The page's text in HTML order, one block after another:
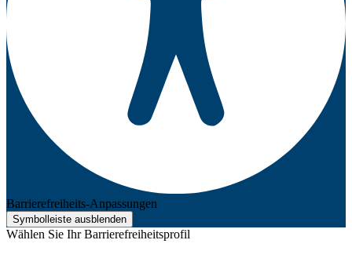
Barrierefreiheits-Anpassungen
Symbolleiste ausblenden
Wählen Sie Ihr Barrierefreiheitsprofil